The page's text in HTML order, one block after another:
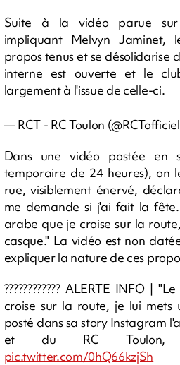
Suite à la vidéo parue sur
impliquant Melvyn Jaminet,
propos tenus et se désolidarise
interne est ouverte et le
largement à l'issue de celle-ci.
— RCT - RC Toulon
Dans une vidéo postée en
temporaire de 24 heures), on
rue, visiblement énervé,
me demande si j'ai fait la
arabe que je croise sur la
casque." La vidéo est non
expliquer la nature de ces
???????????? ALERTE INFO |
croise sur la route, je lui mets
posté dans sa story Instagram
et du RC Toulon,
pic.twitter.com/0hQ66kzjSh